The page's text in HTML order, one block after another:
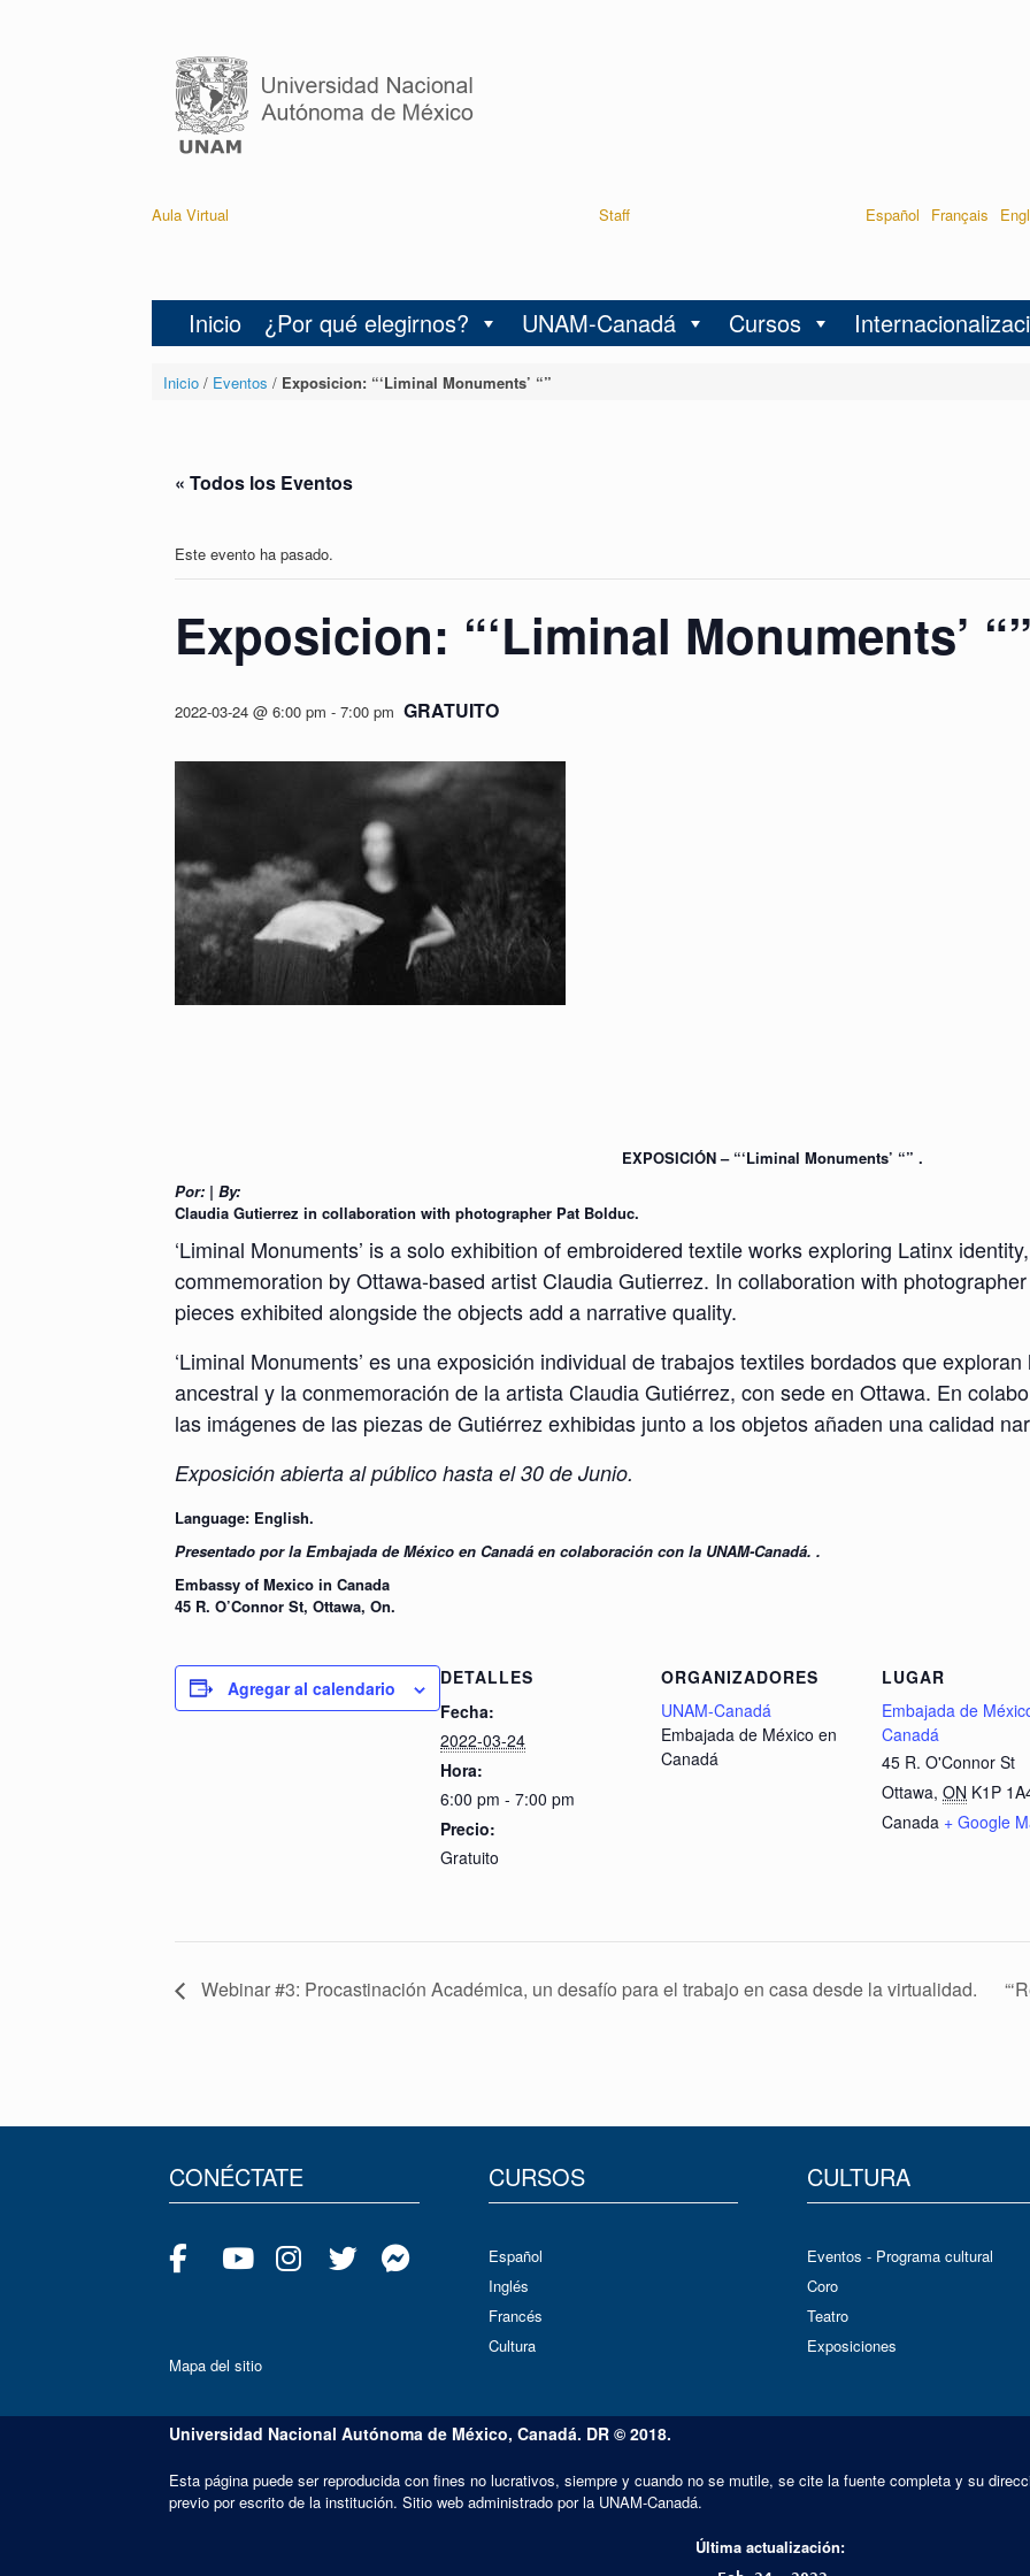
Aula Virtual Staff Español Français
Inicio ¿Por qué elegirnos? UNAM-Canadá Cursos
Inicio/ Eventos / Exposicion: “‘Liminal Monuments’ “”
« Todos los Eventos
Este evento ha pasado.
Exposicion: “‘Liminal Monuments’
2022-03-24 @ 6:00 pm - 7:00 pm GRATUITO
EXPOSICIÓN – “‘Liminal Monuments’ “” .
Por: | By:
Claudia Gutierrez in collaboration with photographer Pat Bolduc.
‘Liminal Monuments’ is a solo exhibition of embroidered textile works exploring Latinx
commemoration by Ottawa-based artist Claudia Gutierrez. In collaboration with
pieces exhibited alongside the objects add a narrative quality.
‘Liminal Monuments’ es una exposición individual de trabajos textiles bordados que
ancestral y la conmemoración de la artista Claudia Gutiérrez, con sede en Ottawa. En
las imágenes de las piezas de Gutiérrez exhibidas junto a los objetos añaden una calidad
Exposición abierta al público hasta el 30 de Junio.
Language: English.
Presentado por la Embajada de México en Canadá en colaboración con la UNAM-Canadá. .
Embassy of Mexico in Canada
45 R. O’Connor St, Ottawa, On.
Agregar al calendario
DETALLES
Fecha:
2022-03-24
Hora:
6:00 pm - 7:00 pm
Precio:
Gratuito
ORGANIZADORES
UNAM-Canadá
Embajada de México en
Canadá
LUGAR
Embajada de
Canadá
45 R. O'Connor St
Ottawa, ON K1P
Canada + Google
Webinar #3: Procastinación Académica, un desafío para el trabajo en casa desde la virtualidad.
CONÉCTATE
Mapa del sitio
CURSOS
Español
Inglés
Francés
Cultura
CULTURA
Eventos - Programa cultural
Coro
Teatro
Exposiciones
Universidad Nacional Autónoma de México, Canadá. DR © 2018.
Esta página puede ser reproducida con fines no lucrativos, siempre y cuando no se mutile, se cite la fuente completa y su
previo por escrito de la institución. Sitio web administrado por la UNAM-Canadá.
Última actualización: